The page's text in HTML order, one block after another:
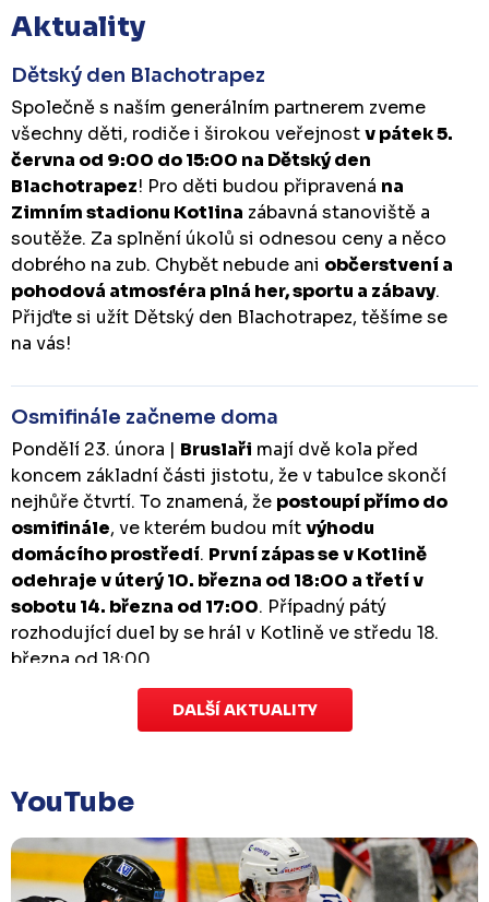
Aktuality
Dětský den Blachotrapez
Společně s naším generálním partnerem zveme
všechny děti, rodiče i širokou veřejnostv pátek 5.
června od 9:00 do 15:00 na Dětský den
Blachotrapez! Pro děti budou připravená na
Zimním stadionu Kotlina zábavná stanoviště a
soutěže. Za splnění úkolů si odnesou ceny a něco
dobrého na zub. Chybět nebude ani občerstvení a
pohodová atmosféra plná her, sportu a zábavy.
Přijďte si užít Dětský den Blachotrapez, těšíme se
na vás!
Osmifinále začneme doma
Pondělí 23. února | Bruslaři mají dvě kola před
koncem základní části jistotu, že v tabulce skončí
nejhůře čtvrtí. To znamená, že postoupí přímo do
osmifinále, ve kterém budou mítvýhodu
domácího prostředí. První zápas se v Kotlině
odehraje v úterý 10. března od 18:00 a třetí v
sobotu 14. března od 17:00. Případný pátý
rozhodující duel by se hrál v Kotlině ve středu 18.
března od 18:00.
Zápas dorostu je odložen
které se mělo odehrát v pátek 30. ledna ve 14:15,
odloženo!Odehraje se v náhradním termínu, o
kterém se bude jednat.
DALŠÍ AKTUALITY
YouTube